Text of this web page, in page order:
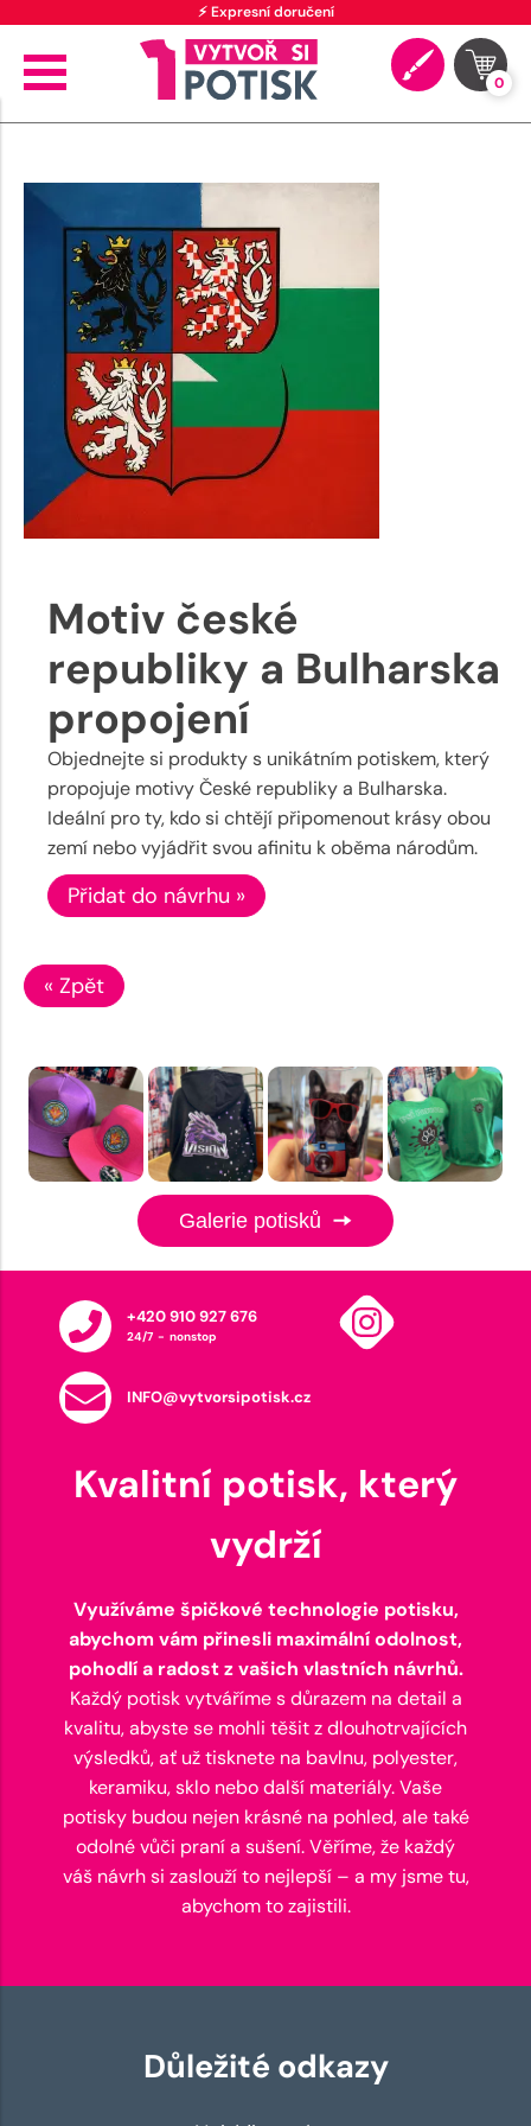
⚡ Expresní doručení
0
Motiv české
republiky a Bulharska
propojení
Objednejte si produkty s unikátním potiskem, který
propojuje motivy České republiky a Bulharska.
Ideální pro ty, kdo si chtějí připomenout krásy obou
zemí nebo vyjádřit svou afinitu k oběma národům.
Přidat do návrhu »
« Zpět
Galerie potisků
+420 910 927 676
24/7 - nonstop
INFO@vytvorsipotisk.cz
Kvalitní potisk, který
vydrží
Využíváme špičkové technologie potisku,
abychom vám přinesli maximální odolnost,
pohodlí a radost z vašich vlastních návrhů.
Každý potisk vytváříme s důrazem na detail a
kvalitu, abyste se mohli těšit z dlouhotrvajících
výsledků, ať už tisknete na bavlnu, polyester,
keramiku, sklo nebo další materiály. Vaše
potisky budou nejen krásné na pohled, ale také
odolné vůči praní a sušení. Věříme, že každý
váš návrh si zaslouží to nejlepší – a my jsme tu,
abychom to zajistili.
Důležité odkazy